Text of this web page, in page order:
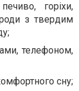
горіхи,
з твердим
телефоном,
сну;